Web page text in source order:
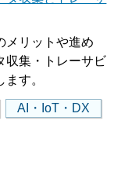
メリットや進め
収集・トレーサビ
す。
AI・IoT・DX